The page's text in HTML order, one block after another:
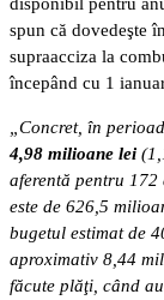
spun că dovedeşte
supraacciza la
începând cu 1
„Concret, în
4,98 milioane lei
aferentă pentru 172
este de 626,5
bugetul estimat de
aproximativ 8,44
făcute plăţi, când